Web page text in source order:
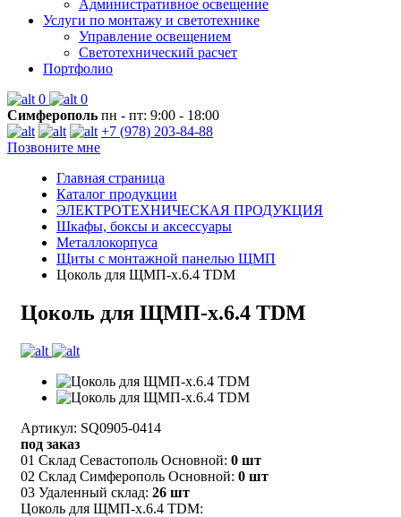
Административное освещение
Услуги по монтажу и светотехнике
Управление освещением
Светотехнический расчет
Портфолио
0
0
Симферополь пн - пт: 9:00 - 18:00
+7 (978) 203-84-88
Позвоните мне
Главная страница
Каталог продукции
ЭЛЕКТРОТЕХНИЧЕСКАЯ ПРОДУКЦИЯ
Шкафы, боксы и аксессуары
Металлокорпуса
Щиты с монтажной панелью ЩМП
Цоколь для ЩМП-х.6.4 TDM
Цоколь для ЩМП-х.6.4 TDM
Артикул: SQ0905-0414
под заказ
01 Склад Севастополь Основной: 0 шт
02 Склад Симферополь Основной: 0 шт
03 Удаленный склад: 26 шт
Цоколь для ЩМП-х.6.4 TDM: